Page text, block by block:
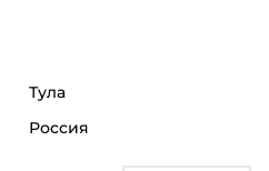
Тула
Россия